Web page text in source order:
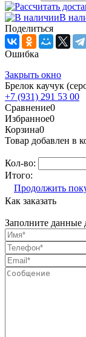
В
Поделиться
Ошибка
Закрыть окно
Брелок каучук
+7 (931) 291 53 00
Сравнение0
Избранное0
Корзина0
Товар добавлен в
Кол-во:
Итого:
Продолжить
Как заказать
Заполните данные